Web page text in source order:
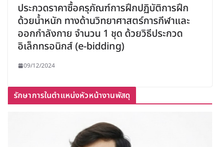
ประกวดราคาซื้อครุภัณฑ์การฝึกปฏิบัติการฝึก
ด้วยน้ำหนัก ทางด้านวิทยาศาสตร์การกีฬาและ
ออกกำลังกาย จำนวน 1 ชุด ด้วยวิธีประกวด
อิเล็กทรอนิกส์ (e-bidding)
09/12/2024
รักษาการในตำแหน่งหัวหน้างานพัสดุ